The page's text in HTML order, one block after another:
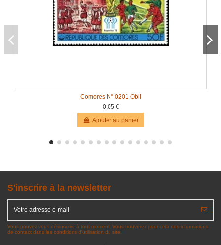
Comores N° 0201 Obli
0,05 €
Ajouter au panier
S'inscrire à la newsletter
Vous pouvez vous désinscrire à tout moment. Vous trouverez pour cela nos informations
de contact dans les conditions d'utilisation du site.